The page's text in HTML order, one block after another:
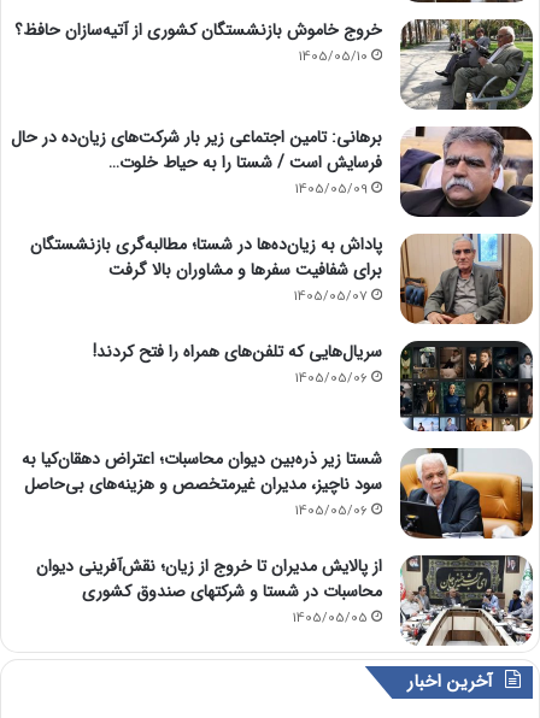
خروج خاموش بازنشستگان کشوری از آتیه‌سازان حافظ؟
1405/05/10
برهانی: تامین اجتماعی زیر بار شرکت‌های زیان‌ده در حال
فرسایش است / شستا را به حیاط خلوت…
1405/05/09
پاداش به زیان‌ده‌ها در شستا؛ مطالبه‌گری بازنشستگان
برای شفافیت سفرها و مشاوران بالا گرفت
1405/05/07
سریال‌هایی که تلفن‌های همراه را فتح کردند!
1405/05/06
شستا زیر ذره‌بین دیوان محاسبات؛ اعتراض دهقان‌کیا به
سود ناچیز، مدیران غیرمتخصص و هزینه‌های بی‌حاصل
1405/05/06
از پالایش مدیران تا خروج از زیان؛ نقش‌آفرینی دیوان
محاسبات در شستا و شرکتهای صندوق کشوری
1405/05/05
آخرین اخبار